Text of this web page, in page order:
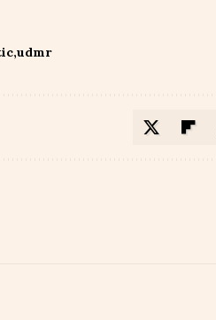
udmr